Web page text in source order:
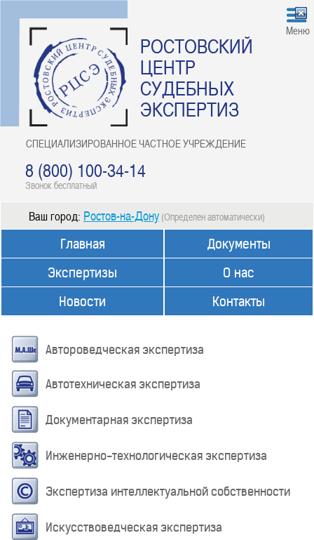
РОСТОВСКИЙ
ЦЕНТР
СУДЕБНЫХ
ЭКСПЕРТИЗ
СПЕЦИАЛИЗИРОВАННОЕ ЧАСТНОЕ УЧРЕЖДЕНИЕ
8 (800) 100-34-14
Звонок бесплатный
Меню
Ваш город: Ростов-на-Дону (Определен автоматически)
Главная
Экспертизы
Новости
Документы
О нас
Контакты
Автороведческая экспертиза
Автотехническая экспертиза
Документарная экспертиза
Инженерно-технологическая экспертиза
Экспертиза интеллектуальной собственности
Искусствоведческая экспертиза